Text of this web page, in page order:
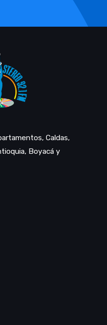
Caldas,
Boyacá y